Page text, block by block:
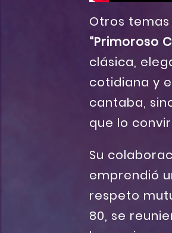
Otros
“Primoroso
clásica,
cotidiana y
cantaba,
que lo
Su
emprendió
respeto
80, se